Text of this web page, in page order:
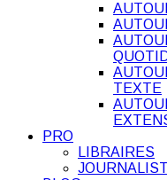
TEXTE
PRO
LIBRAIRES